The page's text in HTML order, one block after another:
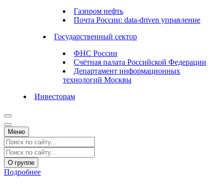
Газпром нефть
Почта России: data-driven управление
Государственный сектор
ФНС России
Счётная палата Российской Федерации
Департамент информационных
технологий Москвы
Инвесторам
Меню
О группе
Подробнее